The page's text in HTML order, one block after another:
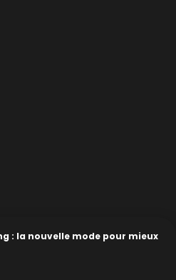
: la nouvelle mode pour mieux